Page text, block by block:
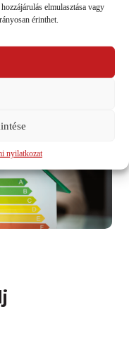
elmulasztása vagy
érinthet.
nyilatkozat